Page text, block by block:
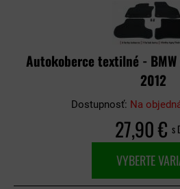
Autokoberce textilné -
2012
Dostupnosť: Na
27,90 € s
VYBERTE